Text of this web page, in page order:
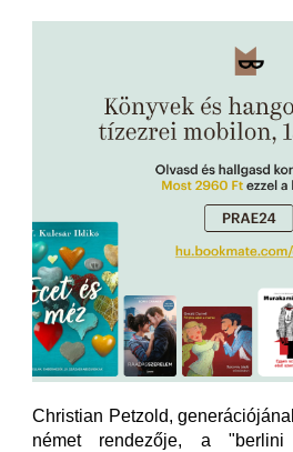
Christian Petzold,
német rendezője, a "berlini